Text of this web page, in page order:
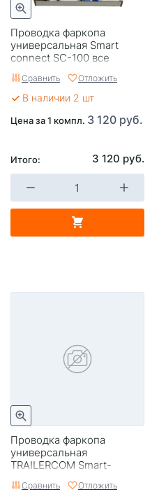
Проводка фаркопа
универсальная Smart
connect SC-100 все
модели кроме немцев
Сравнить Отложить
В наличии 2 шт
Цена за 1 компл. 3 120 руб.
Итого: 3 120 руб.
Проводка фаркопа
универсальная
TRAILERCOM Smart-
Standart
Сравнить Отложить